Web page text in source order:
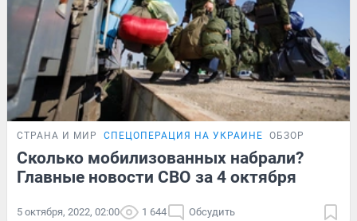
СТРАНА И МИР СПЕЦОПЕРАЦИЯ НА УКРАИНЕ ОБЗОР
Сколько мобилизованных набрали?
Главные новости СВО за 4 октября
5 октября, 2022, 02:00 1 644 Обсудить